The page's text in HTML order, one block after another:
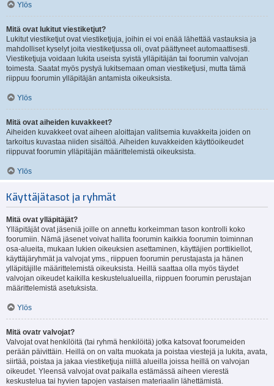
Ylös
Mitä ovat lukitut viestiketjut?
Lukitut viestiketjut ovat viestiketjuja, joihin ei voi enää lähettää vastauksia ja
mahdolliset kyselyt joita viestiketjussa oli, ovat päättyneet automaattisesti.
Viestiketjuja voidaan lukita useista syistä ylläpitäjän tai foorumin valvojan
toimesta. Saatat myös pystyä lukitsemaan oman viestiketjusi, mutta tämä
riippuu foorumin ylläpitäjän antamista oikeuksista.
Ylös
Mitä ovat aiheiden kuvakkeet?
Aiheiden kuvakkeet ovat aiheen aloittajan valitsemia kuvakkeita joiden on
tarkoitus kuvastaa niiden sisältöä. Aiheiden kuvakkeiden käyttöoikeudet
riippuvat foorumin ylläpitäjän määrittelemistä oikeuksista.
Ylös
Käyttäjätasot ja ryhmät
Mitä ovat ylläpitäjät?
Ylläpitäjät ovat jäseniä joille on annettu korkeimman tason kontrolli koko
foorumiin. Nämä jäsenet voivat hallita foorumin kaikkia foorumin toiminnan
osa-alueita, mukaan lukien oikeuksien asettaminen, käyttäjien porttikiellot,
käyttäjäryhmät ja valvojat yms., riippuen foorumin perustajasta ja hänen
ylläpitäjille määrittelemistä oikeuksista. Heillä saattaa olla myös täydet
valvojan oikeudet kaikilla keskustelualueilla, riippuen foorumin perustajan
määrittelemistä asetuksista.
Ylös
Mitä ovatr valvojat?
Valvojat ovat henkilöitä (tai ryhmä henkilöitä) jotka katsovat foorumeiden
perään päivittäin. Heillä on on valta muokata ja poistaa viestejä ja lukita, avata,
siirtää, poistaa ja jakaa viestiketjuja niillä alueilla joissa heillä on valvojan
oikeudet. Yleensä valvojat ovat paikalla estämässä aiheen vierestä
keskustelua tai hyvien tapojen vastaisen materiaalin lähettämistä.